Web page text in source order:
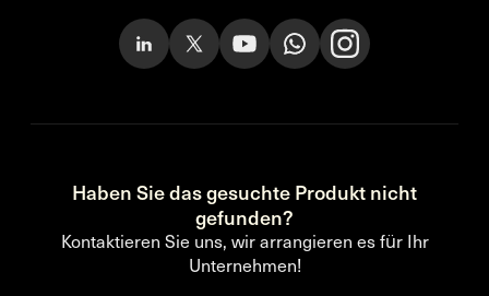
Haben Sie das gesuchte Produkt nicht
gefunden?
Kontaktieren Sie uns, wir arrangieren es für Ihr
Unternehmen!